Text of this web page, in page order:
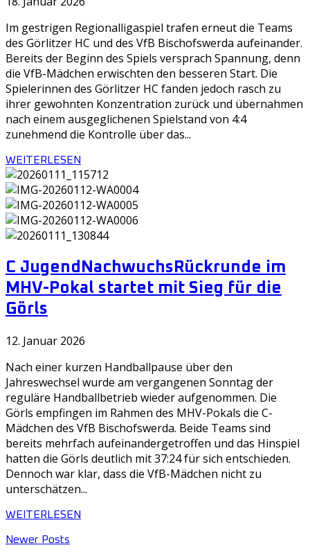
Im gestrigen Regionalligaspiel trafen erneut die Teams
des Görlitzer HC und des VfB Bischofswerda aufeinander.
Bereits der Beginn des Spiels versprach Spannung, denn
die VfB-Mädchen erwischten den besseren Start. Die
Spielerinnen des Görlitzer HC fanden jedoch rasch zu
ihrer gewohnten Konzentration zurück und übernahmen
nach einem ausgeglichenen Spielstand von 4:4
zunehmend die Kontrolle über das...
WEITERLESEN
C Jugend Nachwuchs Rückrunde im
MHV-Pokal startet mit Sieg für die
Görls
12. Januar 2026
Nach einer kurzen Handballpause über den
Jahreswechsel wurde am vergangenen Sonntag der
reguläre Handballbetrieb wieder aufgenommen. Die
Görls empfingen im Rahmen des MHV-Pokals die C-
Mädchen des VfB Bischofswerda. Beide Teams sind
bereits mehrfach aufeinandergetroffen und das Hinspiel
hatten die Görls deutlich mit 37:24 für sich entschieden.
Dennoch war klar, dass die VfB-Mädchen nicht zu
unterschätzen...
WEITERLESEN
Newer Posts